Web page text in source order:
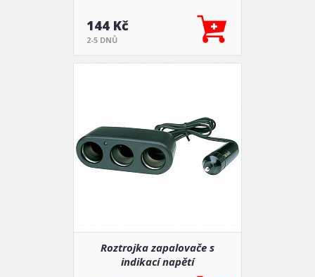
144 Kč
2-5 DNŮ
Roztrojka zapalovače s
indikací napětí